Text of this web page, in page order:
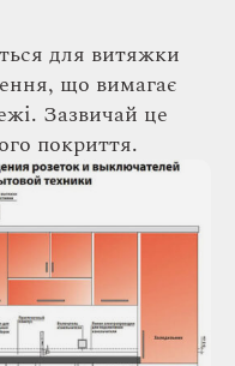
для витяжки
що вимагає
Зазвичай це
покриття.